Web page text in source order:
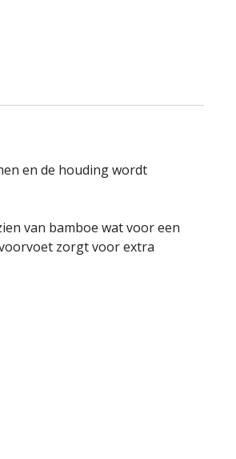
en de houding wordt
van bamboe wat voor een
zorgt voor extra